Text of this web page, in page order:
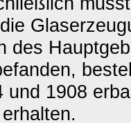
des
und 1908